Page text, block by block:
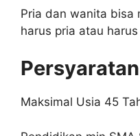
Pria dan wanita bisa
harus pria atau
Maksimal Usia 45